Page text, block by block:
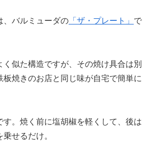
、バルミューダの 「ザ・プレート」 で
く似た構造ですが、その焼け具合は別
板焼きのお店と同じ味が自宅で簡単に
す。焼く前に塩胡椒を軽くして、後は
せるだけ。